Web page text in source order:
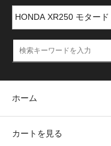
ホーム
カートを見る